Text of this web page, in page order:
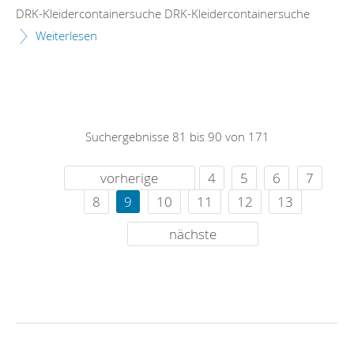
DRK-Kleidercontainersuche DRK-Kleidercontainersuche
Weiterlesen
Suchergebnisse 81 bis 90 von 171
vorherige 4 5 6
7
8
9 10 11 12
13
nächste